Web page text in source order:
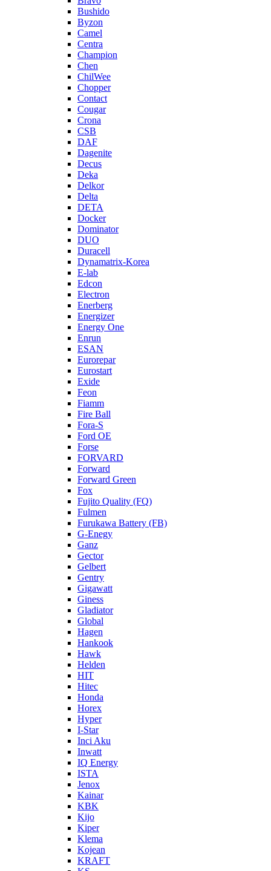
Bushido
Byzon
Camel
Centra
Champion
Chen
ChilWee
Chopper
Contact
Cougar
Crona
CSB
DAF
Dagenite
Decus
Deka
Delkor
Delta
DETA
Docker
Dominator
DUO
Duracell
Dynamatrix-Korea
E-lab
Edcon
Electron
Enerberg
Energizer
Energy One
Enrun
ESAN
Eurorepar
Eurostart
Exide
Feon
Fiamm
Fire Ball
Fora-S
Ford OE
Forse
FORVARD
Forward
Forward Green
Fox
Fujito Quality (FQ)
Fulmen
Furukawa Battery (FB)
G-Enegy
Ganz
Gector
Gelbert
Gentry
Gigawatt
Giness
Gladiator
Global
Hagen
Hankook
Hawk
Helden
HIT
Hitec
Honda
Horex
Hyper
I-Star
Inci Aku
Inwatt
IQ Energy
ISTA
Jenox
Kainar
KBK
Kijo
Kiper
Klema
Kojean
KRAFT